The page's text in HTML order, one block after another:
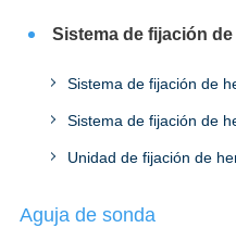
Sistema de fijación
Sistema de fijación de
Sistema de fijación de
Unidad de fijación de
Aguja de sonda